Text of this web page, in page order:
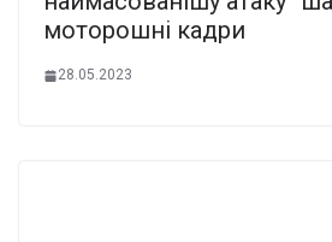
моторошні кадри
28.05.2023